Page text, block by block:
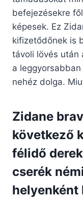
befejezésekre
képesek. Ez
kifizetődőnek is
távoli lövés után
a
nehéz dolga.
Zidane
következő
félidő
cserék
helyenként